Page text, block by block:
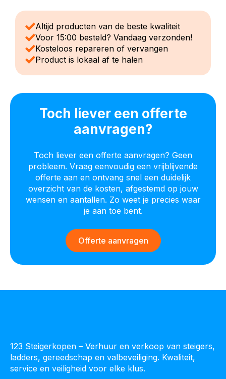
Altijd producten van de beste kwaliteit
Voor 15:00 besteld? Vandaag verzonden!
Kosteloos repareren of vervangen
Product is lokaal af te halen
Toch liever een offerte
aanvragen?
Toch liever een offerte aanvragen? Geen
probleem. Vraag eenvoudig een vrijblijvende
offerte aan en ontvang snel een duidelijk
overzicht van de kosten, afgestemd op jouw
wensen en aantallen. Zo weet je precies waar
je aan toe bent.
Offerte aanvragen
123 Steigerkopen – Verhuur en verkoop van steigers,
ladders, gereedschap en valbeveiliging. Kwaliteit,
service en veiligheid voor elke klus.